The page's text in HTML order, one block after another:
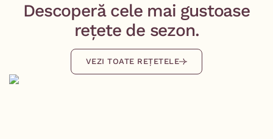
Descoperă cele mai gustoase
rețete de sezon.
VEZI TOATE REȚETELE